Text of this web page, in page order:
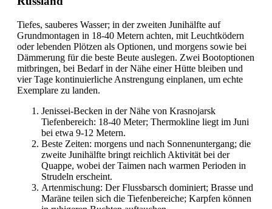
Tiefes, sauberes Wasser; in der zweiten Junihälfte auf
Grundmontagen in 18-40 Metern achten, mit Leuchtködern
oder lebenden Plötzen als Optionen, und morgens sowie bei
Dämmerung für die beste Beute auslegen. Zwei Bootoptionen
mitbringen, bei Bedarf in der Nähe einer Hütte bleiben und
vier Tage kontinuierliche Anstrengung einplanen, um echte
Exemplare zu landen.
Jenissei-Becken in der Nähe von Krasnojarsk
Tiefenbereich: 18-40 Meter; Thermokline liegt im Juni
bei etwa 9-12 Metern.
Beste Zeiten: morgens und nach Sonnenuntergang; die
zweite Junihälfte bringt reichlich Aktivität bei der
Quappe, wobei der Taimen nach warmen Perioden in
Strudeln erscheint.
Artenmischung: Der Flussbarsch dominiert; Brasse und
Maräne teilen sich die Tiefenbereiche; Karpfen können